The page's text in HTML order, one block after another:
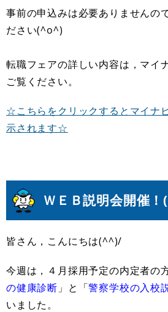
事前の申込みは必要ありませんの
ださい(^o^)
転職フェアの詳しい内容は，マイ
ご覧ください。
☆こちらをクリックするとマイナ
示されます☆
ＷＥＢ説明会開催！(
皆さん，こんにちは(^^)/
今週は，４月採用予定の内定者の
の健康診断 」と「警察学校の入校
いました。